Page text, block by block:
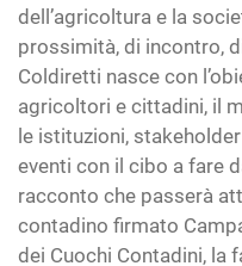
dell’agricoltura e la
prossimità, di incontro,
Coldiretti nasce con
agricoltori e cittadini, il
le istituzioni,
eventi con il cibo a fare
racconto che passerà
contadino firmato
dei Cuochi Contadini, la